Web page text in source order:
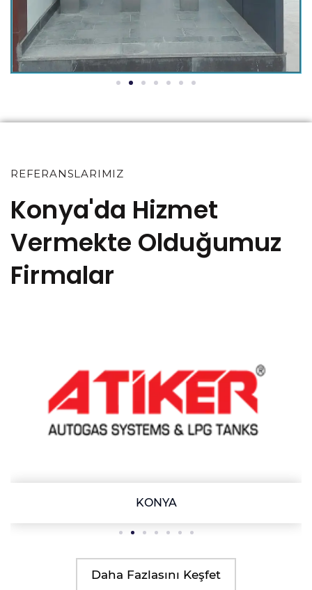
REFERANSLARIMIZ
Konya'da Hizmet
Vermekte Olduğumuz
Firmalar
KONYA
Daha Fazlasını Keşfet